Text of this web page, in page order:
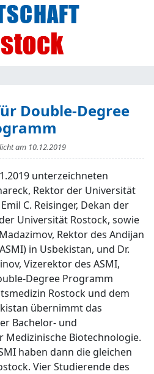
Double-Degree
am 10.12.2019
unterzeichneten
Rektor der Universität
C. Reisinger, Dekan der
Universität Rostock, sowie
Rektor des Andijan
in Usbekistan, und Dr.
Vizerektor des ASMI,
Degree Programm
Rostock und dem
übernimmt das
Bachelor- und
Biotechnologie.
haben dann die gleichen
Vier Studierende des